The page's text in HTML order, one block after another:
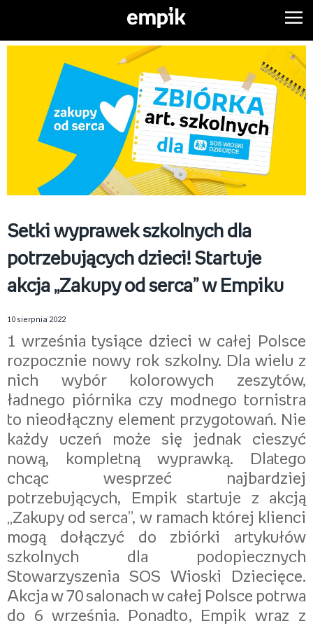
Setki wyprawek szkolnych dla
potrzebujących dzieci! Startuje
akcja „Zakupy od serca” w Empiku
10 sierpnia 2022
1 września tysiące dzieci w całej Polsce
rozpocznie nowy rok szkolny. Dla wielu z
nich wybór kolorowych zeszytów,
ładnego piórnika czy modnego tornistra
to nieodłączny element przygotowań. Nie
każdy uczeń może się jednak cieszyć
nową, kompletną wyprawką. Dlatego
chcąc wesprzeć najbardziej
potrzebujących, Empik startuje z akcją
„Zakupy od serca”, w ramach której klienci
mogą dołączyć do zbiórki artykułów
szkolnych dla podopiecznych
Stowarzyszenia SOS Wioski Dziecięce.
Akcja w 70 salonach w całej Polsce potrwa
do 6 września. Ponadto, Empik wraz z